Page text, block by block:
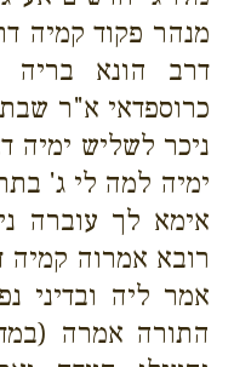
מנהר פקוד קמיה
דרב הונא
כרוספדאי א"ר
ניכר לשליש ימיה
ימיה למה לי ג'
אימא לך עוברה
רובא אמרוה קמיה
אמר ליה ובדיני
התורה אמרה